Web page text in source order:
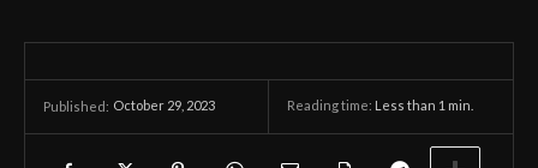
Published: October 29, 2023 Reading time: Less than 1 min.